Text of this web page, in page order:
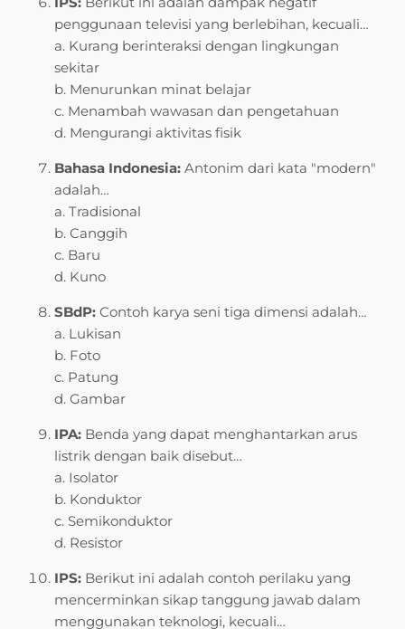
penggunaan televisi yang berlebihan, kecuali…
a. Kurang berinteraksi dengan lingkungan
sekitar
b. Menurunkan minat belajar
c. Menambah wawasan dan pengetahuan
d. Mengurangi aktivitas fisik
Bahasa Indonesia: Antonim dari kata "modern"
adalah…
a. Tradisional
b. Canggih
c. Baru
d. Kuno
SBdP: Contoh karya seni tiga dimensi adalah…
a. Lukisan
b. Foto
c. Patung
d. Gambar
IPA: Benda yang dapat menghantarkan arus
listrik dengan baik disebut…
a. Isolator
b. Konduktor
c. Semikonduktor
d. Resistor
IPS: Berikut ini adalah contoh perilaku yang
mencerminkan sikap tanggung jawab dalam
menggunakan teknologi, kecuali…